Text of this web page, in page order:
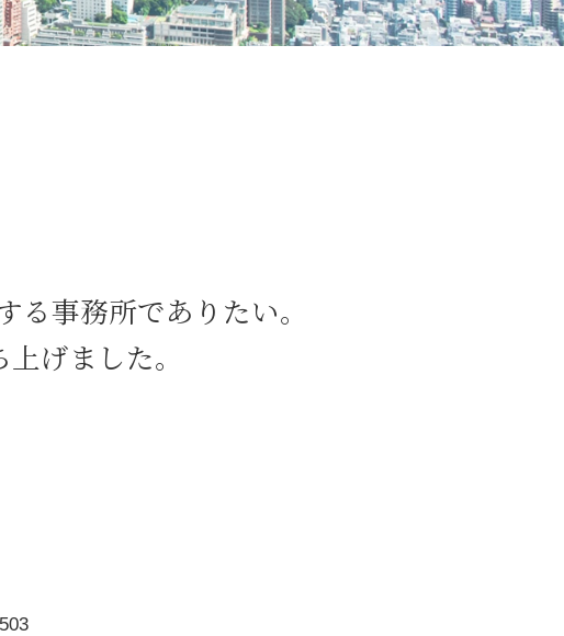
離婚 渋谷区 相談
養育費 渋谷区 相談
内容証明郵便 新宿区 弁護士
交通事故 目黒区 弁護士
る事務所でありたい。
げました。